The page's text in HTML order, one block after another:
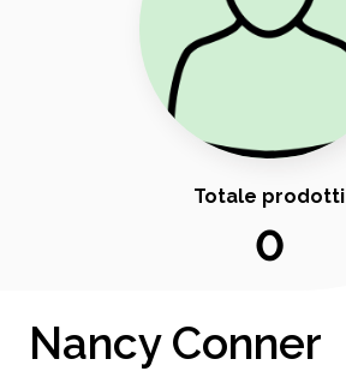
Totale prodotti
0
Nancy Conner